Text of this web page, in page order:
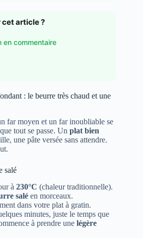
cet article ?
en commentaire
: le beurre très chaud et une
far moyen et un far inoubliable se
tout se passe. Un plat bien
une pâte versée sans attendre.
salé
à 230°C (chaleur traditionnelle).
salé en morceaux.
dans votre plat à gratin.
minutes, juste le temps que
à prendre une légère